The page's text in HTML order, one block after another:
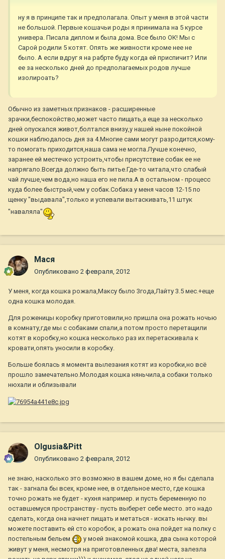
ну я в принципе так и предполагала. Опыт у меня в этой части
не большой. Первые кошачьи роды я принимала на 5 курсе
универа. Писала диплом и была дома. Все было ОК! Мы с
Сарой родили 5 котят. Опять же живности кроме нее не
было. А если вдруг я на рабрте буду когда ей приспичит? Или
ее за несколько дней до предполагаемых родов лучше
изолироать?
Обычно из заметных признаков - расширенные
зрачки,беспокойство,может часто пищать,а еще за несколько
дней опускался живот,болтался внизу,у нашей ныне покойной
кошки наблюдалось дня за 4.Многие сами могут разродится,кому-
то помогать приходится,наша сама не могла.Лучше конечно,
заранее ей местечко устроить,чтобы присутствие собак ее не
напрягало.Всегда должно быть питье.Где-то читала,что слабый
чай лучше,чем вода,но наша его не пила.А в остальном - процесс
куда более быстрый,чем у собак.Собака у меня часов 12-15 по
щенку "выдавала",только и успевали вытаскивать,11 штук
"наваляла"
Мася
Опубликовано 2 февраля, 2012
У меня, когда кошка рожала,Максу было 3года,Лайту 3.5 мес.+еще
одна кошка молодая.
Для роженицы коробку приготовили,но пришла она рожать ночью
в комнату,где мы с собаками спали,а потом просто перетащили
котят в коробку,но кошка несколько раз их перетаскивала к
кровати,опять уносили в коробку.
Больше боялась я момента вылезания котят из коробки,но всё
прошло замечательно.Молодая кошка няньчила,а собаки только
нюхали и облизывали
Olgusia&Pitt
Опубликовано 2 февраля, 2012
не знаю, насколько это возможно в вашем доме, но я бы сделала
так - загнала бы всех, кроме нее, в отдельное место, где кошка
точно рожать не будет - кухня например. и пусть беременную по
оставшемуся пространству - пусть выберет себе место. это надо
сделать, когда она начнет пищать и метаться - искать нычку. вы
можете поставить ей сто коробок, а рожать она пойдет на полку с
постельным бельем
у моей знакомой кошка, два сына которой
живут у меня, несмотря на приготовленных два! места, залезла